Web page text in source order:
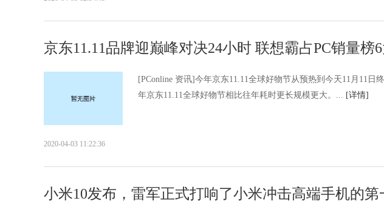
京东11.11品牌迎巅峰对决24小时 联想霸占PC销量榜
[PConline 资讯]今年京东11.11全球好物节从预热到今天11月11日
年京东11.11全球好物节相比往年耗时更长规模更大。...
[详情]
2020-04-03 11:22:36
小米10发布，雷军正式打响了小米冲击高端手机的第